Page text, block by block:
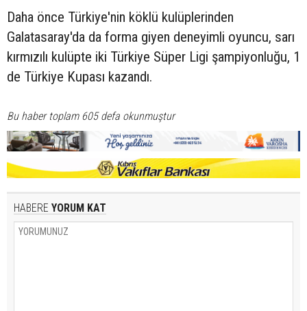
Daha önce Türkiye'nin köklü kulüplerinden
Galatasaray'da da forma giyen deneyimli oyuncu, sarı
kırmızılı kulüpte iki Türkiye Süper Ligi şampiyonluğu, 1
de Türkiye Kupası kazandı.
Bu haber toplam 605 defa okunmuştur
HABERE YORUM KAT